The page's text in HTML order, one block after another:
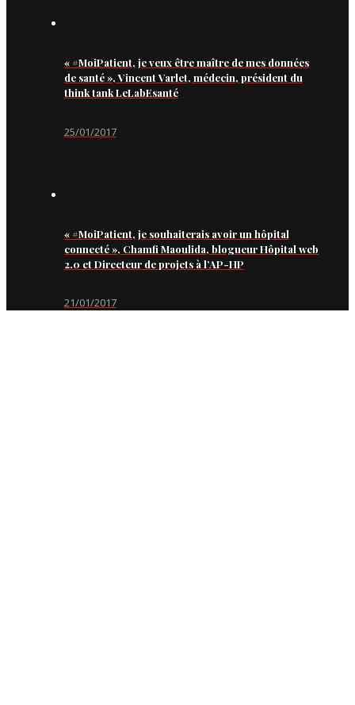
« #MoiPatient, je veux être maître de mes données
de santé », Vincent Varlet, médecin, président du
think tank LeLabEsanté
25/01/2017
« #MoiPatient, je souhaiterais avoir un hôpital
connecté », Chamfi Maoulida, blogueur Hôpital web
2.0 et Directeur de projets à l’AP-HP
21/01/2017